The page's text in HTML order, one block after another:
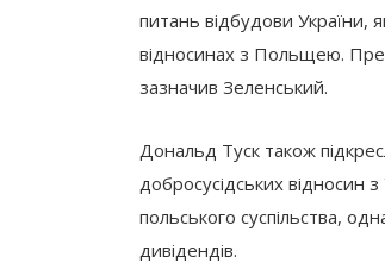
питань відбудови України,
відносинах з Польщею.
зазначив Зеленський.
Дональд Туск також
добросусідських відносин
польського суспільства,
дивідендів.